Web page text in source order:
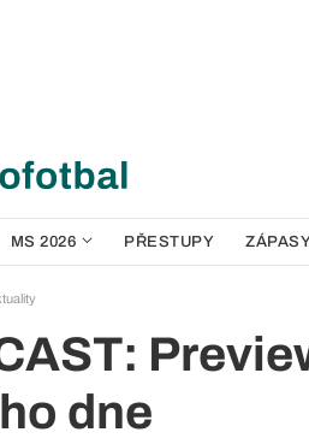
MS 2026 PŘESTUPY
dne